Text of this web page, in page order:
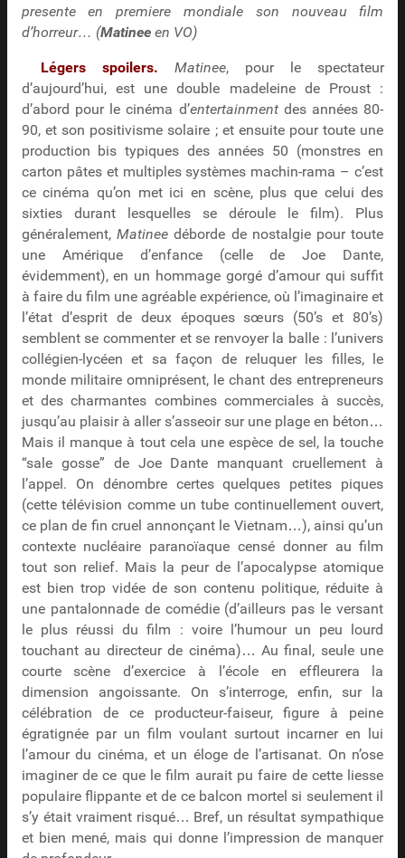
presente en premiere mondiale son nouveau film
d’horreur… (Matineeen VO)
Légers spoilers. Matinee, pour le spectateur
d’aujourd’hui, est une double madeleine de Proust :
d’abord pour le cinéma d’entertainmentdes années 80-
90, et son positivisme solaire ; et ensuite pour toute une
production bis typiques des années 50 (monstres en
carton pâtes et multiples systèmes machin-rama – c’est
ce cinéma qu’on met ici en scène, plus que celui des
sixties durant lesquelles se déroule le film). Plus
généralement, Matineedéborde de nostalgie pour toute
une Amérique d’enfance (celle de Joe Dante,
évidemment), en un hommage gorgé d’amour qui suffit
à faire du film une agréable expérience, où l’imaginaire et
l’état d’esprit de deux époques sœurs (50’s et 80’s)
semblent se commenter et se renvoyer la balle : l’univers
collégien-lycéen et sa façon de reluquer les filles, le
monde militaire omniprésent, le chant des entrepreneurs
et des charmantes combines commerciales à succès,
jusqu’au plaisir à aller s’asseoir sur une plage en béton…
Mais il manque à tout cela une espèce de sel, la touche
“sale gosse” de Joe Dante manquant cruellement à
l’appel. On dénombre certes quelques petites piques
(cette télévision comme un tube continuellement ouvert,
ce plan de fin cruel annonçant le Vietnam…), ainsi qu’un
contexte nucléaire paranoïaque censé donner au film
tout son relief. Mais la peur de l’apocalypse atomique
est bien trop vidée de son contenu politique, réduite à
une pantalonnade de comédie (d’ailleurs pas le versant
le plus réussi du film : voire l’humour un peu lourd
touchant au directeur de cinéma)… Au final, seule une
courte scène d’exercice à l’école en effleurera la
dimension angoissante. On s’interroge, enfin, sur la
célébration de ce producteur-faiseur, figure à peine
égratignée par un film voulant surtout incarner en lui
l’amour du cinéma, et un éloge de l’artisanat. On n’ose
imaginer de ce que le film aurait pu faire de cette liesse
populaire flippante et de ce balcon mortel si seulement il
s’y était vraiment risqué… Bref, un résultat sympathique
et bien mené, mais qui donne l’impression de manquer